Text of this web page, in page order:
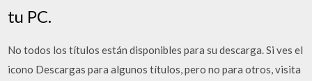
tu PC.
No todos los títulos están disponibles para su descarga. Si ves el
icono Descargas para algunos títulos, pero no para otros, visita